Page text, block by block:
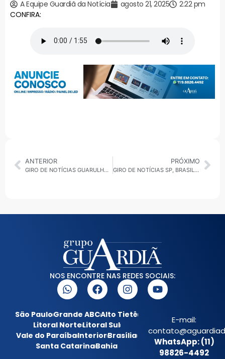
A Equipe Guardiã da Notícia agosto 21, 2025
2:22 pm
CONFIRA:
ANTERIOR
GIRO DE NOTÍCIAS GUARULHOS 21/08/2025
PRÓXIMO
GIRO DE NOTÍCIAS SP, BRASIL E O MUNDO 21/08/2025
NOS ENCONTRE NAS REDES SOCIAIS:
São PauloGrande ABCAlto Tietê
Litoral NorteLitoral Sul
Vale do ParaíbaInteriorBrasília
Santa CatarinaBahia
E-mail:
WhatsApp: (11)
98826-4492